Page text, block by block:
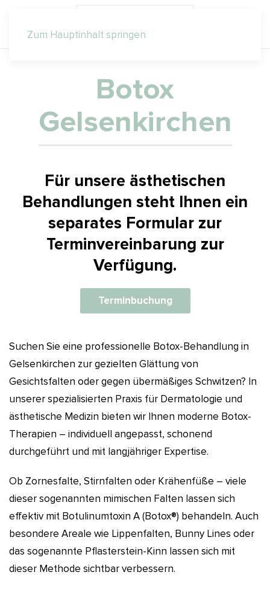
Zum Hauptinhalt springen
Botox
Gelsenkirchen
Für unsere ästhetischen
Behandlungen steht Ihnen ein
separates Formular zur
Terminvereinbarung zur
Verfügung.
Terminbuchung
Suchen Sie eine professionelle Botox-Behandlung in
Gelsenkirchen zur gezielten Glättung von
Gesichtsfalten oder gegen übermäßiges Schwitzen? In
unserer spezialisierten Praxis für Dermatologie und
ästhetische Medizin bieten wir Ihnen moderne Botox-
Therapien – individuell angepasst, schonend
durchgeführt und mit langjähriger Expertise.
Ob Zornesfalte, Stirnfalten oder Krähenfüße – viele
dieser sogenannten mimischen Falten lassen sich
effektiv mit Botulinumtoxin A (Botox®) behandeln. Auch
besondere Areale wie Lippenfalten, Bunny Lines oder
das sogenannte Pflasterstein-Kinn lassen sich mit
dieser Methode sichtbar verbessern.